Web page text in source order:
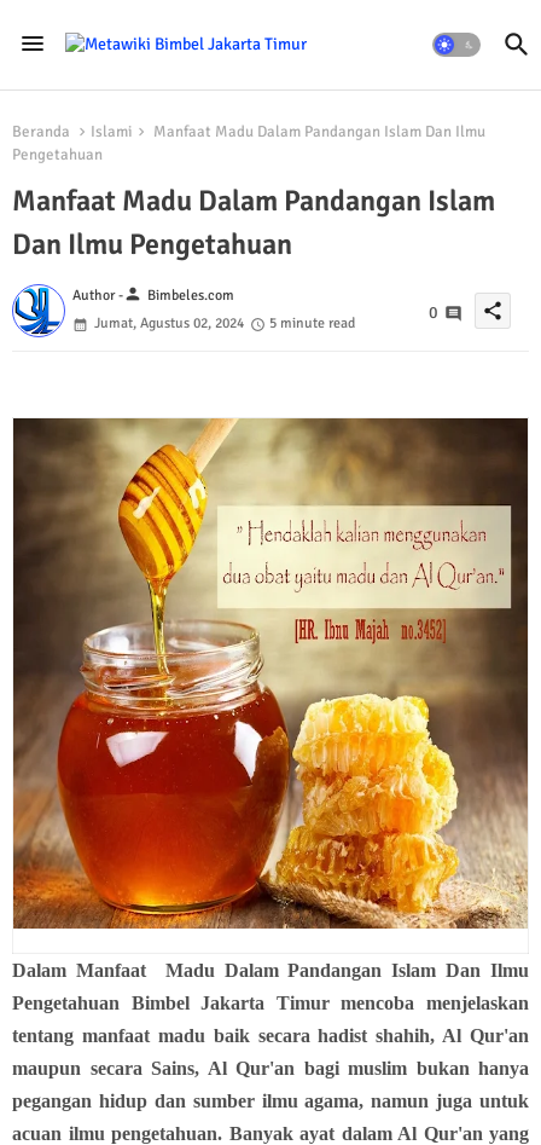
Beranda Islami
Manfaat Madu Dalam Pandangan Islam Dan Ilmu
Pengetahuan
Manfaat Madu Dalam Pandangan Islam
Dan Ilmu Pengetahuan
Author -person Bimbeles.com
Jumat, Agustus 02, 2024
5 minute read
0 share
Dalam Manfaat Madu Dalam Pandangan Islam Dan Ilmu
Pengetahuan Bimbel Jakarta Timur mencoba menjelaskan
tentang manfaat madu baik secara hadist shahih, Al Qur'an
maupun secara Sains, Al Qur'an bagi muslim bukan hanya
pegangan hidup dan sumber ilmu agama, namun juga untuk
acuan ilmu pengetahuan. Banyak ayat dalam Al Qur'an yang